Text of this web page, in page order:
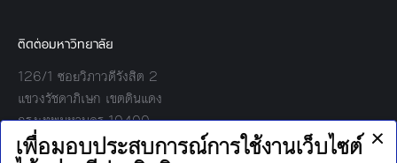
ติดต่อมหาวิทยาลัย
126/1 ซอยวิภาวดีรังสิต 2
แขวงรัชดาภิเษก เขตดินแดง
กรุงเทพมหานคร 10400
โทร: